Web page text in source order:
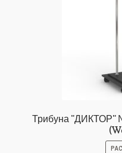
Трибуна "ДИКТОР"